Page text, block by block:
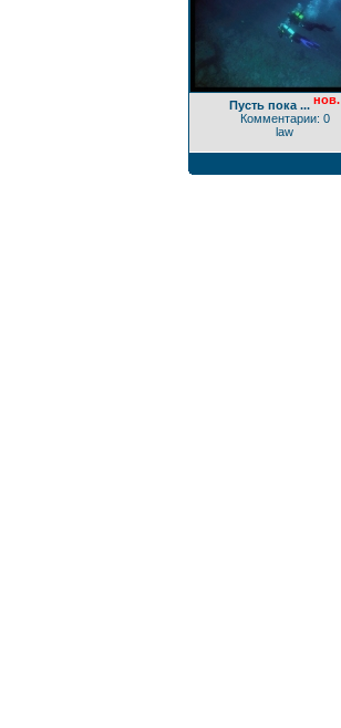
Пусть пока ... нов.
Комментарии: 0
law